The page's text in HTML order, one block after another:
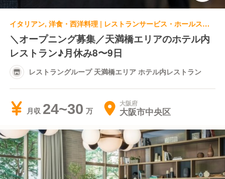
イタリアン, 洋食・西洋料理 | レストランサービス・ホールスタッフ | レストラングループ 天満橋エリア ホテル内レストラン
＼オープニング募集／天満橋エリアのホテル内
レストラン♪月休み8〜9日
レストラングループ 天満橋エリア ホテル内レストラン
月収 24~30 大阪府
大阪市中央区